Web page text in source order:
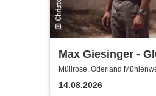
Max Giesinger -
den Straßen 2026
Müllrose, Oderland
14.08.2026